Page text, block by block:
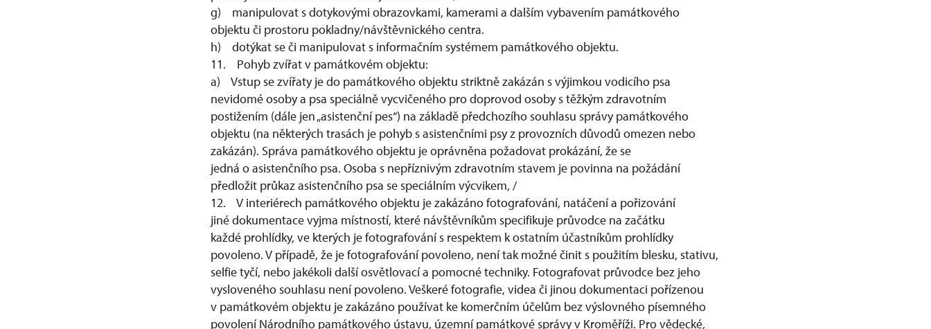
g) manipulovat s dotykovými obrazovkami, kamerami a dalším vybavením památkového
objektu či prostoru pokladny/návštěvnického centra.
h) dotýkat se či manipulovat s informačním systémem památkového objektu.
11. Pohyb zvířat v památkovém objektu:
a) Vstup se zvířaty je do památkového objektu striktně zakázán s výjimkou vodicího psa
nevidomé osoby a psa speciálně vycvičeného pro doprovod osoby s těžkým zdravotním
postižením (dále jen „asistenční pes“) na základě předchozího souhlasu správy památkového
objektu (na některých trasách je pohyb s asistenčními psy z provozních důvodů omezen nebo
zakázán). Správa památkového objektu je oprávněna požadovat prokázání, že se
jedná o asistenčního psa. Osoba s nepříznivým zdravotním stavem je povinna na požádání
předložit průkaz asistenčního psa se speciálním výcvikem, /
12. V interiérech památkového objektu je zakázáno fotografování, natáčení a pořizování
jiné dokumentace vyjma místností, které návštěvníkům specifikuje průvodce na začátku
každé prohlídky, ve kterých je fotografování s respektem k ostatním účastníkům prohlídky
povoleno. V případě, že je fotografování povoleno, není tak možné činit s použitím blesku, stativu,
selfie tyčí, nebo jakékoli další osvětlovací a pomocné techniky. Fotografovat průvodce bez jeho
vysloveného souhlasu není povoleno. Veškeré fotografie, videa či jinou dokumentaci pořízenou
v památkovém objektu je zakázáno používat ke komerčním účelům bez výslovného písemného
povolení Národního památkového ústavu, územní památkové správy v Kroměříži. Pro vědecké,